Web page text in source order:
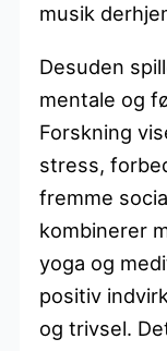
musik
Desuden
mentale og
Forskning
stress,
fremme
kombinerer
yoga og
positiv
og trivsel.